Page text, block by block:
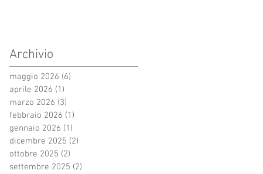
Archivio
maggio 2026 (6)
aprile 2026 (1)
marzo 2026 (3)
febbraio 2026 (1)
gennaio 2026 (1)
dicembre 2025 (2)
ottobre 2025 (2)
settembre 2025 (2)